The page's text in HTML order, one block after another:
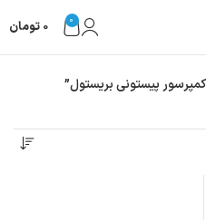
0
0 تومان
پیستونی بریستول”